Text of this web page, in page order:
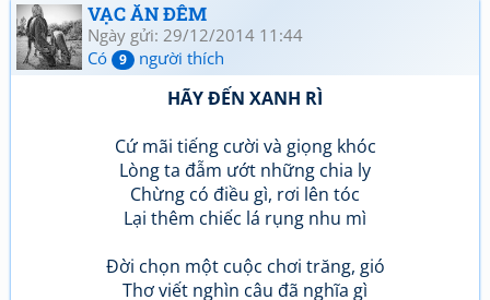
VẠC ĂN ĐÊM
Ngày gửi: 29/12/2014 11:44
Có
9 người thích
HÃY ĐẾN XANH RÌ
Cứ mãi tiếng cười và giọng khóc
Lòng ta đẫm ướt những chia ly
Chừng có điều gì, rơi lên tóc
Lại thêm chiếc lá rụng nhu mì
Đời chọn một cuộc chơi trăng, gió
Thơ viết nghìn câu đã nghĩa gì